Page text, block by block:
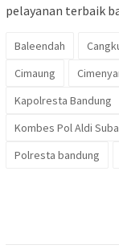
pelayanan terbaik
Baleendah
Cimaung
Kapolresta Bandung
Kombes Pol Aldi
Polresta bandung